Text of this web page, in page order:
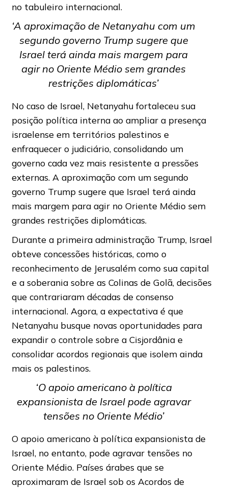
no tabuleiro internacional.
‘A aproximação de Netanyahu com um
segundo governo Trump sugere que
Israel terá ainda mais margem para
agir no Oriente Médio sem grandes
restrições diplomáticas’
No caso de Israel, Netanyahu fortaleceu sua
posição política interna ao ampliar a presença
israelense em territórios palestinos e
enfraquecer o judiciário, consolidando um
governo cada vez mais resistente a pressões
externas. A aproximação com um segundo
governo Trump sugere que Israel terá ainda
mais margem para agir no Oriente Médio sem
grandes restrições diplomáticas.
Durante a primeira administração Trump, Israel
obteve concessões históricas, como o
reconhecimento de Jerusalém como sua capital
e a soberania sobre as Colinas de Golã, decisões
que contrariaram décadas de consenso
internacional. Agora, a expectativa é que
Netanyahu busque novas oportunidades para
expandir o controle sobre a Cisjordânia e
consolidar acordos regionais que isolem ainda
mais os palestinos.
‘O apoio americano à política
expansionista de Israel pode agravar
tensões no Oriente Médio’
O apoio americano à política expansionista de
Israel, no entanto, pode agravar tensões no
Oriente Médio. Países árabes que se
aproximaram de Israel sob os Acordos de